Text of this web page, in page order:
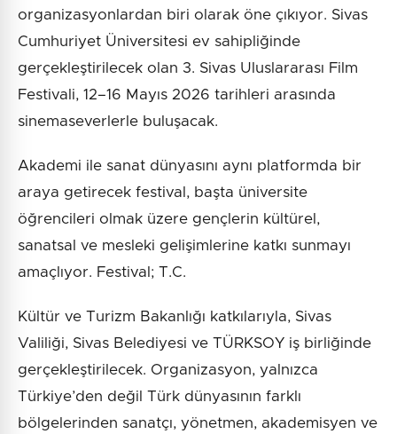
organizasyonlardan biri olarak öne çıkıyor. Sivas
Cumhuriyet Üniversitesi ev sahipliğinde
gerçekleştirilecek olan 3. Sivas Uluslararası Film
Festivali, 12–16 Mayıs 2026 tarihleri arasında
sinemaseverlerle buluşacak.
Akademi ile sanat dünyasını aynı platformda bir
araya getirecek festival, başta üniversite
öğrencileri olmak üzere gençlerin kültürel,
sanatsal ve mesleki gelişimlerine katkı sunmayı
amaçlıyor. Festival; T.C.
Kültür ve Turizm Bakanlığı katkılarıyla, Sivas
Valiliği, Sivas Belediyesi ve TÜRKSOY iş birliğinde
gerçekleştirilecek. Organizasyon, yalnızca
Türkiye’den değil Türk dünyasının farklı
bölgelerinden sanatçı, yönetmen, akademisyen ve